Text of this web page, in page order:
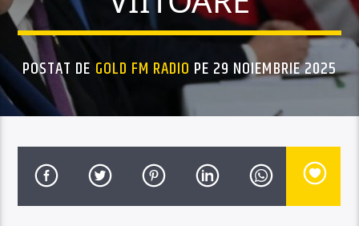
POSTAT DE GOLD FM RADIO PE 29 NOIEMBRIE 2025